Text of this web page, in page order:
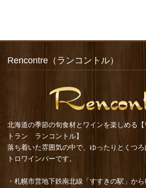
Rencontre（ランコントル）
北海道の季節の旬食材とワインを楽しめ
トラン ランコントル】
落ち着いた雰囲気の中で、ゆったりとくつ
トロワインバーです。
・札幌市営地下鉄南北線「すすきの駅」か